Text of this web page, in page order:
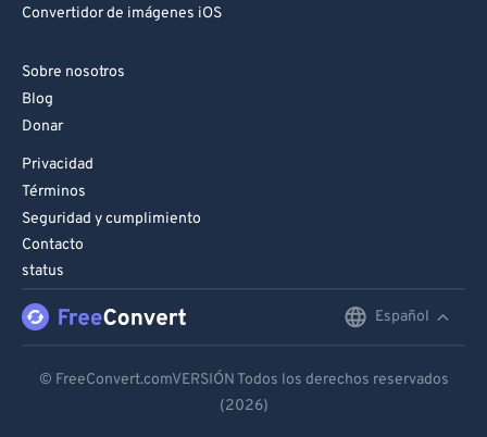
Convertidor de imágenes iOS
Sobre nosotros
Blog
Donar
Privacidad
Términos
Seguridad y cumplimiento
Contacto
status
Español
Español
© FreeConvert.comVERSIÓN Todos los derechos reservados
(2026)